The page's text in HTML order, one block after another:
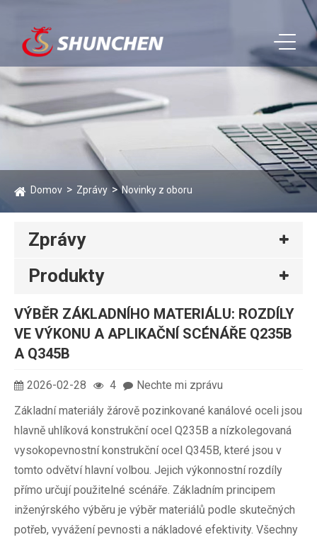
Domov Zprávy Novinky z oboru
Zprávy
Produkty
VÝBĚR ZÁKLADNÍHO MATERIÁLU: ROZDÍLY
VE VÝKONU A APLIKAČNÍ SCÉNÁŘE Q235B
A Q345B
2026-02-28 4
Nechte mi zprávu
Základní materiály žárově pozinkované kanálové oceli jsou
hlavně uhlíková konstrukční ocel Q235B a nízkolegovaná
vysokopevnostní konstrukční ocel Q345B, které jsou v
tomto odvětví hlavní volbou. Jejich výkonnostní rozdíly
přímo určují použitelné scénáře. Základním principem
inženýrského výběru je výběr materiálů podle skutečných
potřeb, vyvážení pevnosti a nákladové efektivity. Všechny